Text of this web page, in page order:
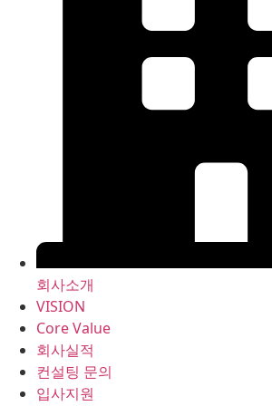
회사소개
VISION
Core Value
회사실적
컨설팅 문의
입사지원